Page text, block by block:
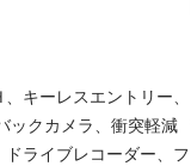
キーレスエントリー、
ックカメラ、衝突軽減
ライブレコーダー、フ